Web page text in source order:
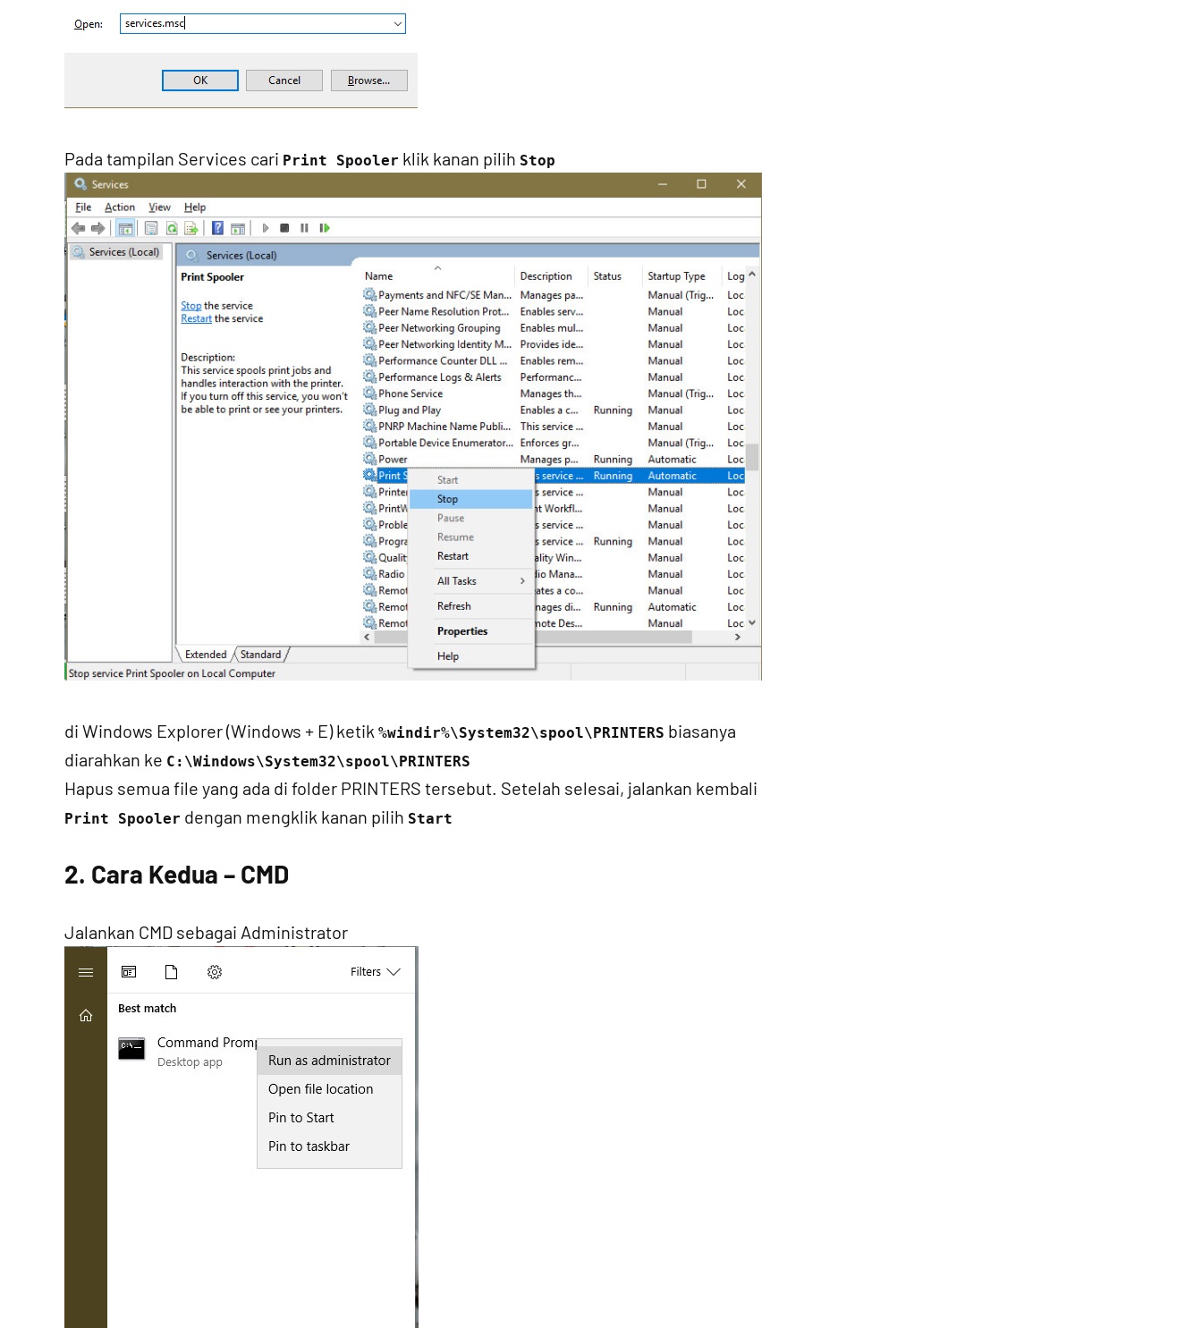
Pada tampilan Services cari Print Spooler klik kanan pilih Stop
di Windows Explorer (Windows + E) ketik %windir%\System32\spool\PRINTERS biasanya
diarahkan ke C:\Windows\System32\spool\PRINTERS
Hapus semua file yang ada di folder PRINTERS tersebut. Setelah selesai, jalankan kembali
Print Spooler dengan mengklik kanan pilih Start
2. Cara Kedua – CMD
Jalankan CMD sebagai Administrator